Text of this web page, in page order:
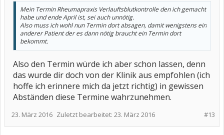
Mein Termin Rheumapraxis Verlauftsblutkontrolle den ich gemacht
habe und ende April ist, sei auch unnötig.
Also muss ich wohl nun Termin dort absagen, damit wenigstens ein
anderer Patient der es dann nötig braucht ein Termin dort
bekommt.
Also den Termin würde ich aber schon lassen, denn
das wurde dir doch von der Klinik aus empfohlen (ich
hoffe ich erinnere mich da jetzt richtig) in gewissen
Abständen diese Termine wahrzunehmen.
#13
23. März 2016 Zuletzt bearbeitet: 23. März 2016